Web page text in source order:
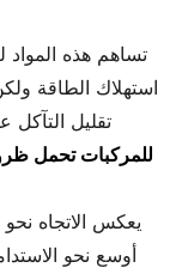
تساهم هذه
استهلاك الطاقة
تقليل التآكل
للمركبات تحمل
يعكس الاتجاه
أوسع نحو